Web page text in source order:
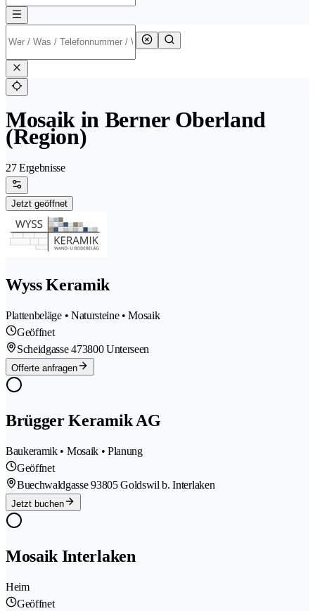
Mosaik in Berner Oberland
(Region)
27 Ergebnisse
Jetzt geöffnet
Wyss Keramik
Plattenbeläge • Natursteine • Mosaik
Geöffnet
Scheidgasse 473800 Unterseen
Offerte anfragen
Brügger Keramik AG
Baukeramik • Mosaik • Planung
Geöffnet
Buechwaldgasse 93805 Goldswil b. Interlaken
Jetzt buchen
Mosaik Interlaken
Heim
Geöffnet